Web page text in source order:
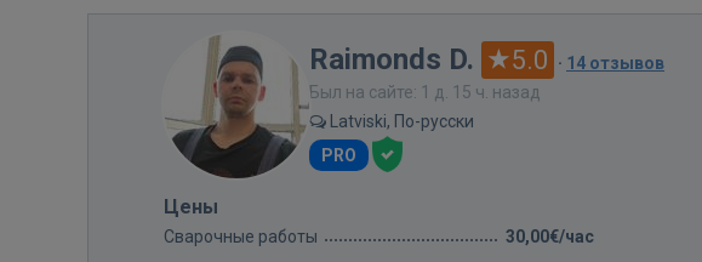
Raimonds D. 5.0 · 14 отзывов
Был на сайте: 1 д. 15 ч. назад
Latviski, По-русски
PRO
Цены
Сварочные работы 30,00€/час